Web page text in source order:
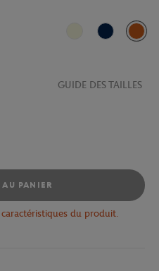
Marine
GUIDE DES TAILLES
AU PANIER
du produit.